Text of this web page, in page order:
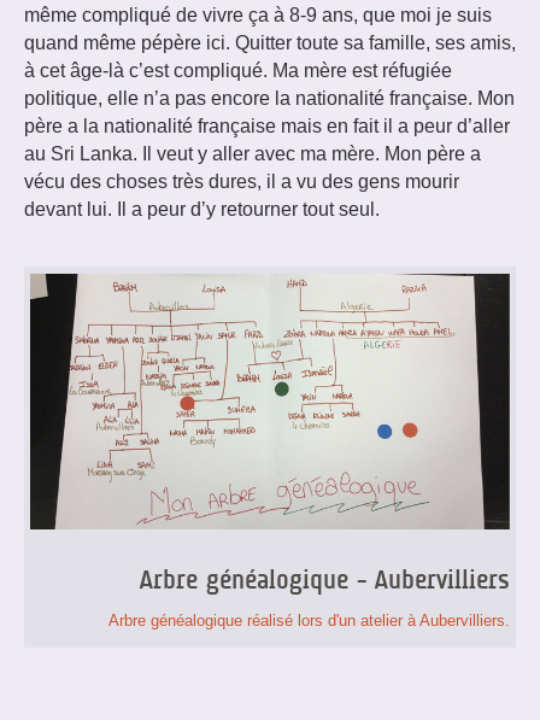
même compliqué de vivre ça à 8-9 ans, que moi je suis
quand même pépère ici. Quitter toute sa famille, ses amis,
à cet âge-là c’est compliqué. Ma mère est réfugiée
politique, elle n’a pas encore la nationalité française. Mon
père a la nationalité française mais en fait il a peur d’aller
au Sri Lanka. Il veut y aller avec ma mère. Mon père a
vécu des choses très dures, il a vu des gens mourir
devant lui. Il a peur d’y retourner tout seul.
Arbre généalogique - Aubervilliers
Arbre généalogique réalisé lors d'un atelier à Aubervilliers.